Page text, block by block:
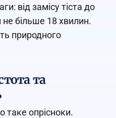
від замісу тіста до
більше 18 хвилин.
природного
та
таке опрісноки.